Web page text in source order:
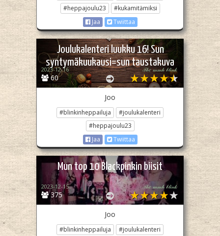
#heppajoulu23
#kukamitämiksi
Jaa
Twiittaa
Joulukalenteri luukku 16! Sun
syntymäkuukausi=sun taustakuva
60
2023-12-16 𝒯𝒽𝑒 𝓂𝓂𝒽 𝒷𝓁𝒾𝓃𝓀
Joo
#blinkinheppailuja
#joulukalenteri
#heppajoulu23
Jaa
Twiittaa
Mun top 10 Blackpinkin biisit
375
2023-12-15 𝒯𝒽𝑒 𝓂𝓂𝒽 𝒷𝓁𝒾𝓃𝓀
Joo
#blinkinheppailuja #joulukalenteri